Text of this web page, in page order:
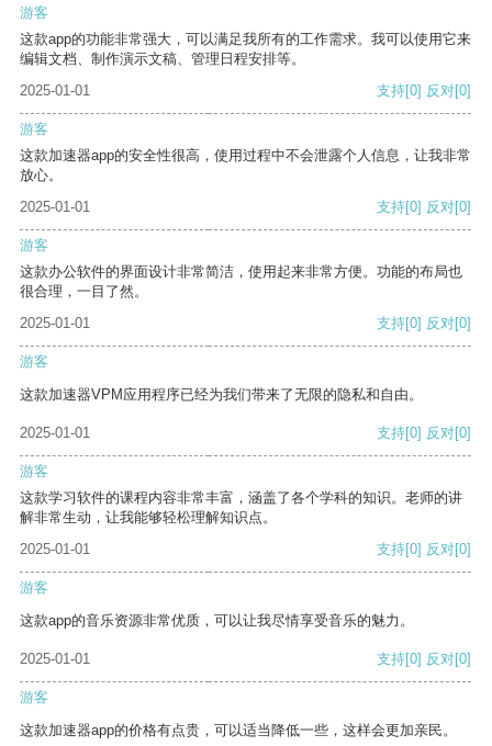
游客
这款app的功能非常强大，可以满足我所有的工作需求。我可以使用它来
编辑文档、制作演示文稿、管理日程安排等。
2025-01-01
支持[0] 反对[0]
游客
这款加速器app的安全性很高，使用过程中不会泄露个人信息，让我非常
放心。
2025-01-01
支持[0] 反对[0]
游客
这款办公软件的界面设计非常简洁，使用起来非常方便。功能的布局也
很合理，一目了然。
2025-01-01
支持[0] 反对[0]
游客
这款加速器VPM应用程序已经为我们带来了无限的隐私和自由。
2025-01-01 支持[0] 反对[0]
游客
这款学习软件的课程内容非常丰富，涵盖了各个学科的知识。老师的讲
解非常生动，让我能够轻松理解知识点。
2025-01-01
支持[0] 反对[0]
游客
这款app的音乐资源非常优质，可以让我尽情享受音乐的魅力。
2025-01-01 支持[0] 反对[0]
游客
这款加速器app的价格有点贵，可以适当降低一些，这样会更加亲民。